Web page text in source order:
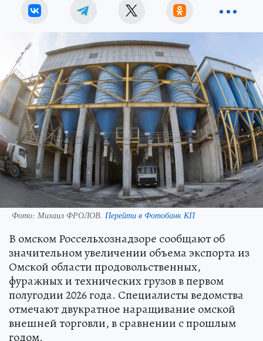
Фото: Михаил ФРОЛОВ. Перейти в Фотобанк КП
В омском Россельхознадзоре сообщают об
значительном увеличении объема экспорта из
Омской области продовольственных,
фуражных и технических грузов в первом
полугодии 2026 года. Специалисты ведомства
отмечают двукратное наращивание омской
внешней торговли, в сравнении с прошлым
годом.